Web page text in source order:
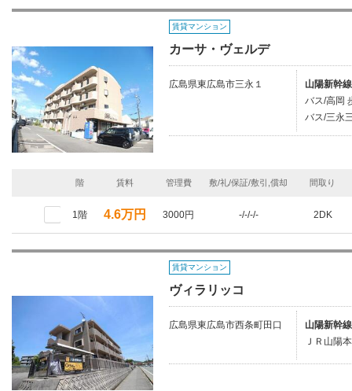
賃貸マンション
カーサ・ヴェルデ
広島県東広島市三永１
山陽新幹
バス/高岡
バス/三永
階 賃料 管理費 敷/礼/保証/敷引,償却 間取り
1階 4.6万円 3000円 -/-/-/- 2DK
賃貸マンション
ヴィラリッコ
広島県東広島市西条町田口
山陽新幹
ＪＲ山陽